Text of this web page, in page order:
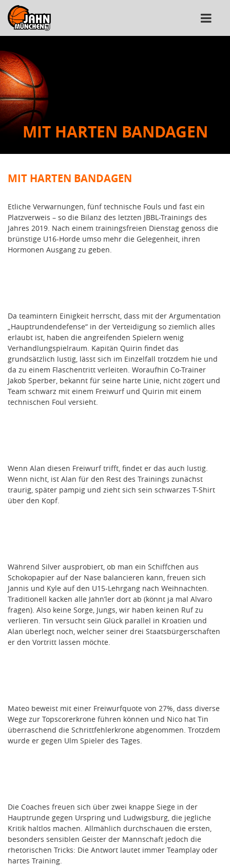
MIT HARTEN BANDAGEN
MIT HARTEN BANDAGEN
Etliche Verwarnungen, fünf technische Fouls und fast ein
Platzverweis – so die Bilanz des letzten JBBL-Trainings des
Jahres 2019. Nach einem trainingsfreien Dienstag genoss die
brünstige U16-Horde umso mehr die Gelegenheit, ihren
Hormonen Ausgang zu geben.
Da teamintern Einigkeit herrscht, dass mit der Argumentation
„Hauptrundendefense“ in der Verteidigung so ziemlich alles
erlaubt ist, haben die angreifenden Spielern wenig
Verhandlungspielraum. Kapitän Quirin findet das
grundsätzlich lustig, lässt sich im Einzelfall trotzdem hie und
da zu einem Flaschentritt verleiten. Woraufhin Co-Trainer
Jakob Sperber, bekannt für seine harte Linie, nicht zögert und
Team schwarz mit einem Freiwurf und Quirin mit einem
technischen Foul versieht.
Wenn Alan diesen Freiwurf trifft, findet er das auch lustig.
Wenn nicht, ist Alan für den Rest des Trainings zunächst
traurig, später pampig und zieht sich sein schwarzes T-Shirt
über den Kopf.
Während Silver ausprobiert, ob man ein Schiffchen aus
Schokopapier auf der Nase balancieren kann, freuen sich
Jannis und Kyle auf den U15-Lehrgang nach Weihnachten.
Traditionell kacken alle Jahn’ler dort ab (könnt ja mal Alvaro
fragen). Also keine Sorge, Jungs, wir haben keinen Ruf zu
verlieren. Tin versucht sein Glück parallel in Kroatien und
Alan überlegt noch, welcher seiner drei Staatsbürgerschaften
er den Vortritt lassen möchte.
Mateo beweist mit einer Freiwurfquote von 27%, dass diverse
Wege zur Topscorerkrone führen können und Nico hat Tin
überraschend die Schrittfehlerkrone abgenommen. Trotzdem
wurde er gegen Ulm Spieler des Tages.
Die Coaches freuen sich über zwei knappe Siege in der
Hauptrunde gegen Urspring und Ludwigsburg, die jegliche
Kritik haltlos machen. Allmählich durchschauen die ersten,
besonders sensiblen Geister der Mannschaft jedoch die
rhetorischen Tricks: Die Antwort lautet immer Teamplay oder
hartes Training.